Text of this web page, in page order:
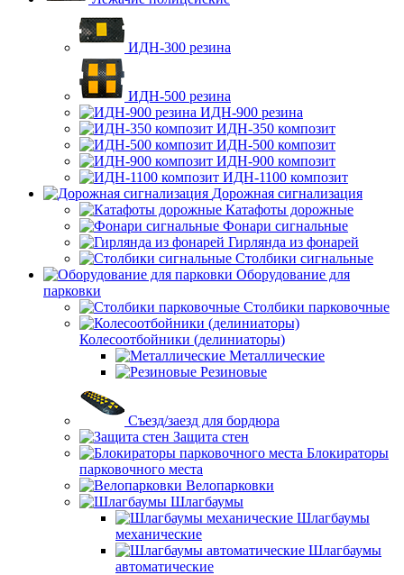
ИДН-300 резина
ИДН-500 резина
ИДН-900 резина
ИДН-350 композит
ИДН-500 композит
ИДН-900 композит
ИДН-1100 композит
Дорожная сигнализация
Катафоты дорожные
Фонари сигнальные
Гирлянда из фонарей
Столбики сигнальные
Оборудование для
парковки
Столбики парковочные
Колесоотбойники (делиниаторы)
Металлические
Резиновые
Съезд/заезд для бордюра
Защита стен
Блокираторы
парковочного места
Велопарковки
Шлагбаумы
Шлагбаумы
механические
Шлагбаумы
автоматические